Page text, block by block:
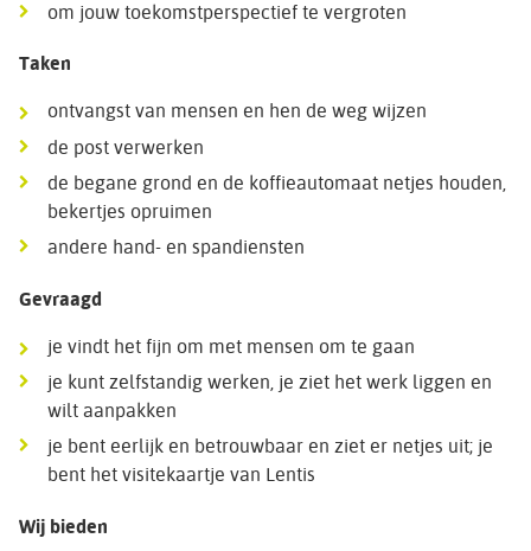
om jouw toekomstperspectief te vergroten
Taken
ontvangst van mensen en hen de weg wijzen
de post verwerken
de begane grond en de koffieautomaat netjes houden,
bekertjes opruimen
andere hand- en spandiensten
Gevraagd
je vindt het fijn om met mensen om te gaan
je kunt zelfstandig werken, je ziet het werk liggen en
wilt aanpakken
je bent eerlijk en betrouwbaar en ziet er netjes uit; je
bent het visitekaartje van Lentis
Wij bieden